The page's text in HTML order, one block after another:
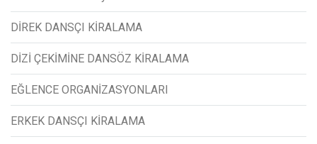
DİREK DANSÇI KİRALAMA
DİZİ ÇEKİMİNE DANSÖZ KİRALAMA
EĞLENCE ORGANİZASYONLARI
ERKEK DANSÇI KİRALAMA